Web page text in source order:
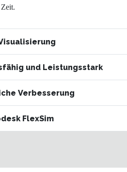
und Leistungsstark
Verbesserung
FlexSim